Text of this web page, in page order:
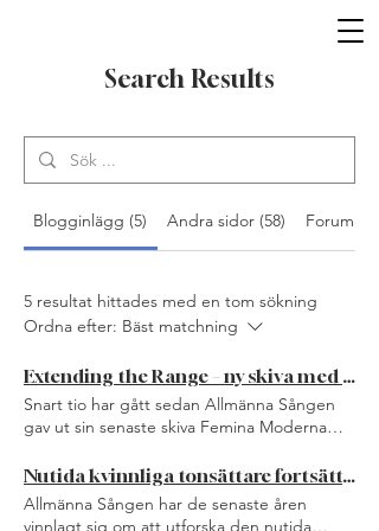
Search Results
Blogginlägg (5) Andra sidor (58)
5 resultat hittades med en tom sökning
Ordna efter: Bäst matchning
Extending the Range – ny skiva med Allmänna Sången och MalvaKvartetten
Snart tio har gått sedan Allmänna Sången
gav ut sin senaste skiva Femina Moderna
ord! Vårt nya album Extending the Range
släpps 17 april och är resultatet av ett
samarbete med den fantastiska
Nutida kvinnliga tonsättare fortsätter att vara Allmänna Sångens melodi
Allmänna Sången har de senaste åren
vinnlagt sig om att utforska den nutida